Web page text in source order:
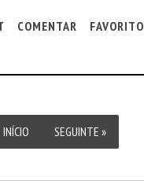
COMENTAR FAVORITO
INÍCIO SEGUINTE »